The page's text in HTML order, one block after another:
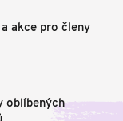
akce pro členy
oblíbených